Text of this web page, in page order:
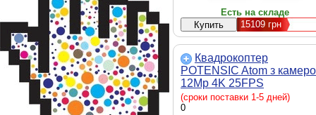
Есть на складе
15109грн
Квадрокоптер
POTENSIC Atom з
12Mp 4K 25FPS
(APM1510112) вага - 249
максимальна швидкість -
(сроки поставки 1-5 дней)
0